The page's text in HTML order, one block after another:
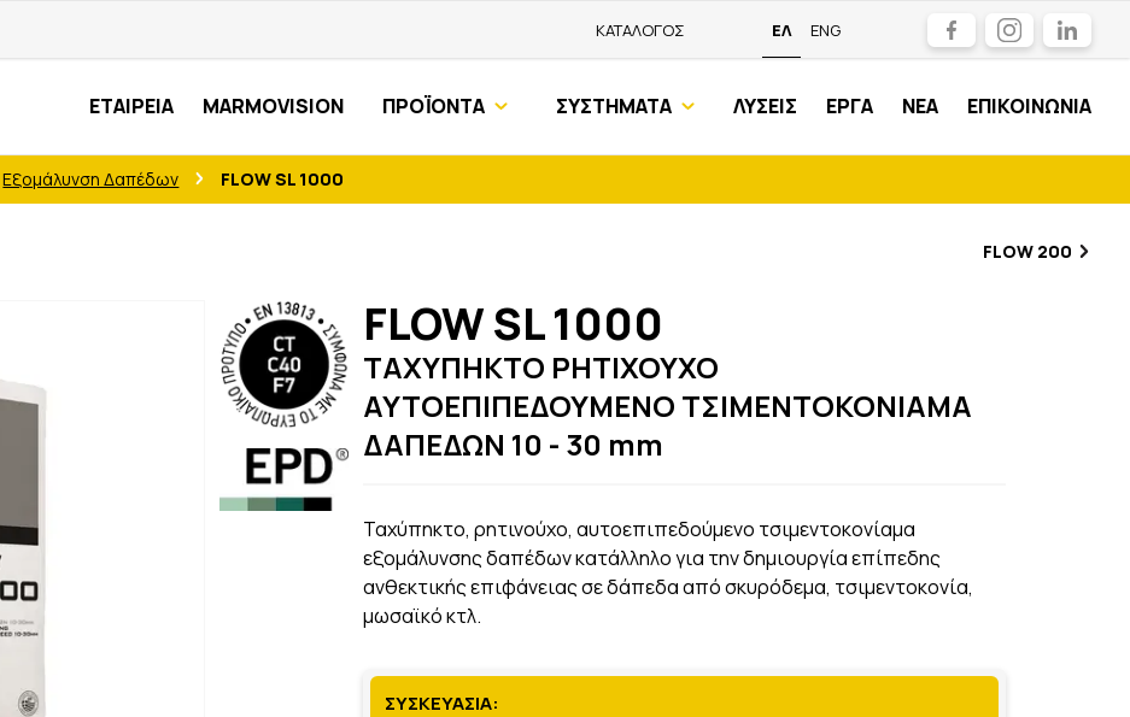
ΚΑΤΑΛΟΓΟΣ ΕΛ ENG FacebookInstagramLinkedIn
ΕΤΑΙΡΕΙΑ MARMOVISION ΠΡΟΪΟΝΤΑ ΣΥΣΤΗΜΑΤΑ ΛΥΣΕΙΣ ΕΡΓΑ ΝΕΑ ΕΠΙΚΟΙΝΩΝΙΑ
Εξομάλυνση Δαπέδων FLOW SL 1000
FLOW 200
FLOW SL 1000
ΤΑΧΥΠΗΚΤΟ ΡΗΤΙΧΟΥΧΟ
ΑΥΤΟΕΠΙΠΕΔΟΥΜΕΝΟ ΤΣΙΜΕΝΤΟΚΟΝΙΑΜΑ
ΔΑΠΕΔΩΝ 10 - 30 mm
Ταχύπηκτο, ρητινούχο, αυτοεπιπεδούμενο τσιμεντοκονίαμα
εξομάλυνσης δαπέδων κατάλληλο για την δημιουργία επίπεδης
ανθεκτικής επιφάνειας σε δάπεδα από σκυρόδεμα, τσιμεντοκονία,
μωσαϊκό κτλ.
ΣΥΣΚΕΥΑΣΙΑ: